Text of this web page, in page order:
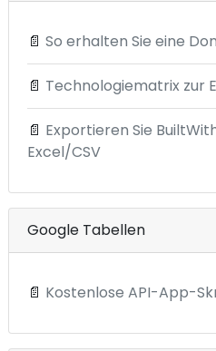
📄 So erhalten Sie eine
📄 Technologiematrix zur
📄 Exportieren Sie
Excel/CSV
Google Tabellen
📄 Kostenlose API-App-